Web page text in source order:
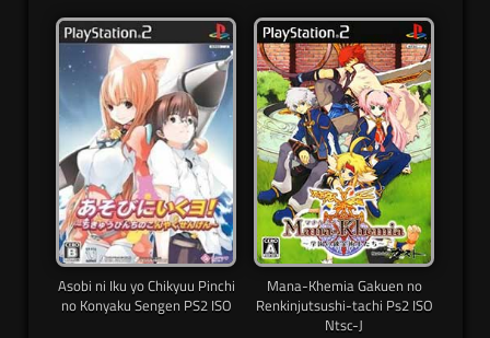
Asobi ni Iku yo Chikyuu Pinchi
no Konyaku Sengen PS2 ISO
Mana-Khemia Gakuen no
Renkinjutsushi-tachi Ps2 ISO
Ntsc-J